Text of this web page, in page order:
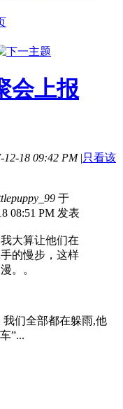
会上报
12-18 09:42 PM |只看该
于
08:51 PM 发表
大算让他们在
的慢步，这样
。。
我们全部都在躲雨,他
”...